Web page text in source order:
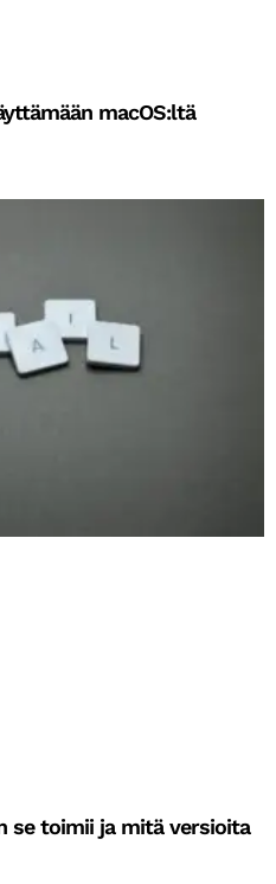
macOS:ltä
se toimii ja mitä versioita